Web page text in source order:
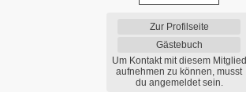
Zur Profilseite
Gästebuch
Um Kontakt mit diesem Mitglied
aufnehmen zu können, musst
du angemeldet sein.